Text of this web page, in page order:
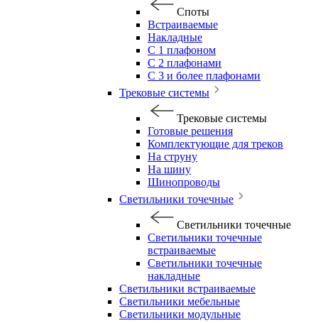
Споты
Встраиваемые
Накладные
С 1 плафоном
С 2 плафонами
С 3 и более плафонами
Трековые системы
Трековые системы
Готовые решения
Комплектующие для треков
На струну
На шину
Шинопроводы
Светильники точечные
Светильники точечные
Светильники точечные
встраиваемые
Светильники точечные
накладные
Светильники встраиваемые
Светильники мебельные
Светильники модульные